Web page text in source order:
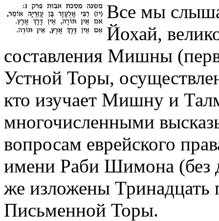
Все мы
Йохай,
составления Мишны
Устной Торы,
кто изучает Мишну и
многочисленными
вопросам еврейского
имени Раби Шимона (без
же изложены Тринадцать
Письменной Торы.